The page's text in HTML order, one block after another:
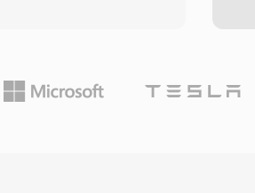
tin bài hát và ảnh bìa
di động đã hỗ trợ